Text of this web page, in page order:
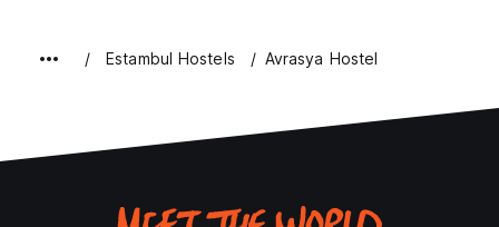
Estambul Hostels Avrasya Hostel